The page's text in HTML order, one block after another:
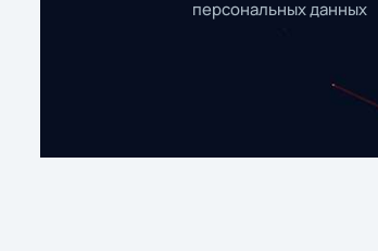
персональных данных